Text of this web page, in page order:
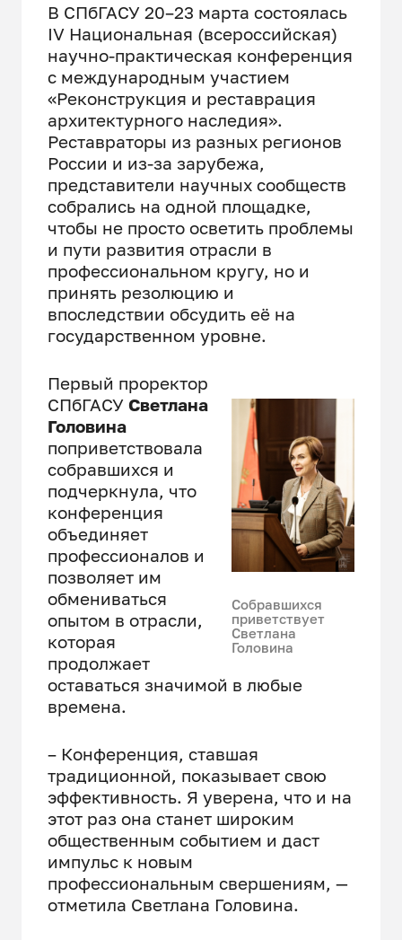
В СПбГАСУ 20–23 марта состоялась
IV Национальная (всероссийская)
научно-практическая конференция
с международным участием
«Реконструкция и реставрация
архитектурного наследия».
Реставраторы из разных регионов
России и из-за зарубежа,
представители научных сообществ
собрались на одной площадке,
чтобы не просто осветить проблемы
и пути развития отрасли в
профессиональном кругу, но и
принять резолюцию и
впоследствии обсудить её на
государственном уровне.
Собравшихся
приветствует
Светлана
Головина
Первый проректор
СПбГАСУСветлана
Головина
поприветствовала
собравшихся и
подчеркнула, что
конференция
объединяет
профессионалов и
позволяет им
обмениваться
опытом в отрасли,
которая
продолжает
оставаться значимой в любые
времена.
– Конференция, ставшая
традиционной, показывает свою
эффективность. Я уверена, что и на
этот раз она станет широким
общественным событием и даст
импульс к новым
профессиональным свершениям, —
отметила Светлана Головина.